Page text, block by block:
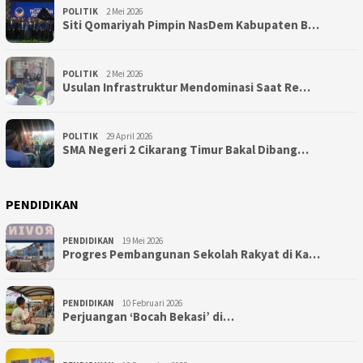
POLITIK 2 Mei 2026
Siti Qomariyah Pimpin NasDem Kabupaten B…
POLITIK 2 Mei 2026
Usulan Infrastruktur Mendominasi Saat Re…
POLITIK 29 April 2026
SMA Negeri 2 Cikarang Timur Bakal Dibang…
PENDIDIKAN
PENDIDIKAN 19 Mei 2026
Progres Pembangunan Sekolah Rakyat di Ka…
PENDIDIKAN 10 Februari 2026
Perjuangan ‘Bocah Bekasi’ di…